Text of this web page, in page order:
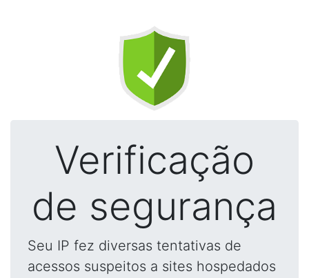
Verificação
de segurança
Seu IP fez diversas tentativas de
acessos suspeitos a sites hospedados